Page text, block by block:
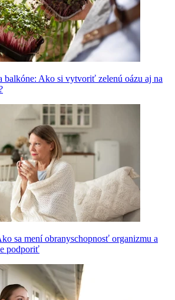
balkóne: Ako si vytvoriť zelenú oázu aj na
sa mení obranyschopnosť organizmu a
podporiť